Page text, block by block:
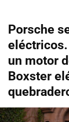
Porsche
eléctricos.
un motor
Boxster